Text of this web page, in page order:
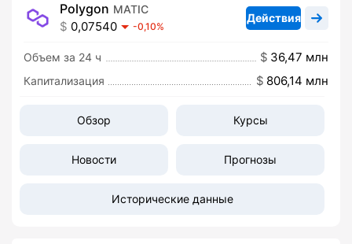
Polygon MATIC
0,07540 -0,10%
Объем за 24 ч 36,47 млн
Капитализация 806,14 млн
Действия
Обзор Курсы
Новости Прогнозы
Исторические данные